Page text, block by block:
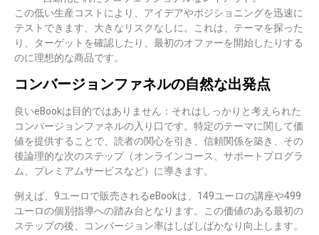
この低い生産コストにより、 アイデアやポジショニングを迅速に
テストできます、大きなリスクなしに。これは、テーマを探った
り、ターゲットを確認したり、最初のオファーを開始したりする
のに理想的な商品です。
コンバージョンファネルの自然な出発点
良いeBookは目的ではありません：それはしっかりと考えられた
コンバージョンファネルの入り口です。特定のテーマに関して価
値を提供することで、読者の関心を引き、信頼関係を築き、その
後論理的な次のステップ（オンラインコース、サポートプログラ
ム、プレミアムサービスなど）に導きます。
例えば、9ユーロで販売されるeBookは、149ユーロの講座や499
ユーロの個別指導への踏み台となります。この価値のある最初の
ステップの後、コンバージョン率はしばしばかなり向上します。